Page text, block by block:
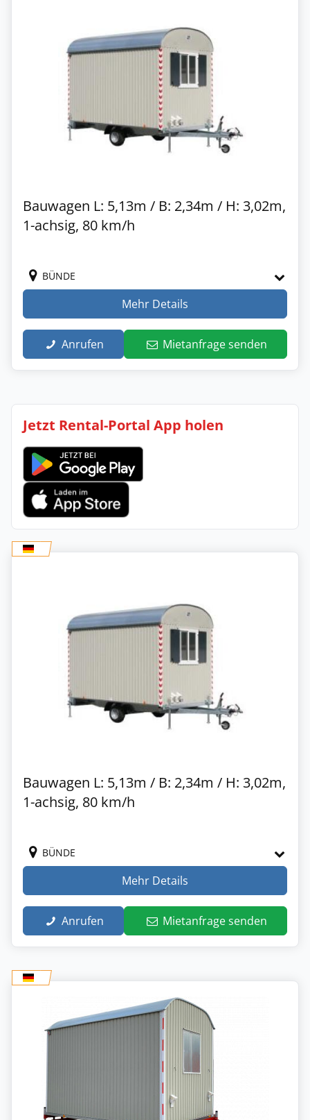
Bauwagen L: 5,13m / B: 2,34m / H: 3,02m,
1-achsig, 80 km/h
BÜNDE
Mehr Details
Anrufen Mietanfrage senden
Jetzt Rental-Portal App holen
Bauwagen L: 5,13m / B: 2,34m / H: 3,02m,
1-achsig, 80 km/h
BÜNDE
Mehr Details
Anrufen Mietanfrage senden